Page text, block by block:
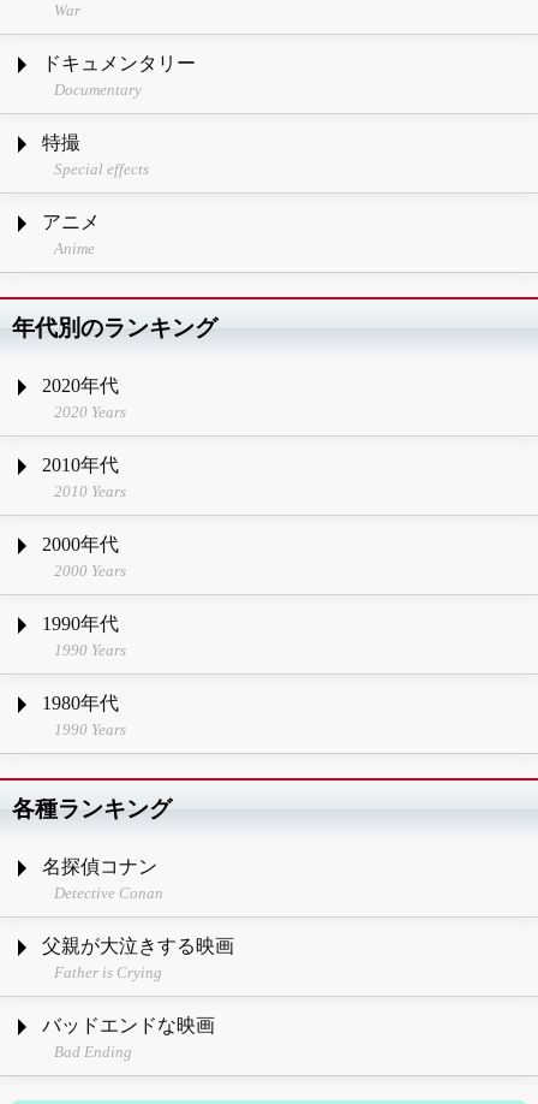
War
ドキュメンタリー
Documentary
特撮
Special effects
アニメ
Anime
年代別のランキング
2020年代
2020 Years
2010年代
2010 Years
2000年代
2000 Years
1990年代
1990 Years
1980年代
1990 Years
各種ランキング
名探偵コナン
Detective Conan
父親が大泣きする映画
Father is Crying
バッドエンドな映画
Bad Ending